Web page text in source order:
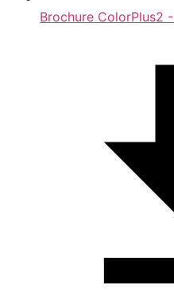
Brochure ColorPlus2